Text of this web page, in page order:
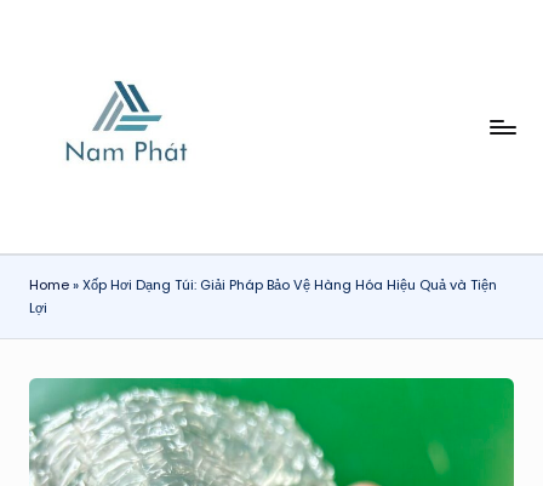
H
Ơ
I
N
A
M
Home»Xốp Hơi Dạng Túi: Giải Pháp Bảo Vệ Hàng Hóa Hiệu Quả và Tiện
Lợi